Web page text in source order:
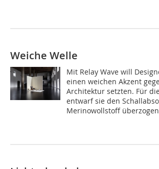
Weiche Welle
Mit Relay Wave will
einen weichen Akzent
Architektur setzten. Für
entwarf sie den
Merinowollstoff